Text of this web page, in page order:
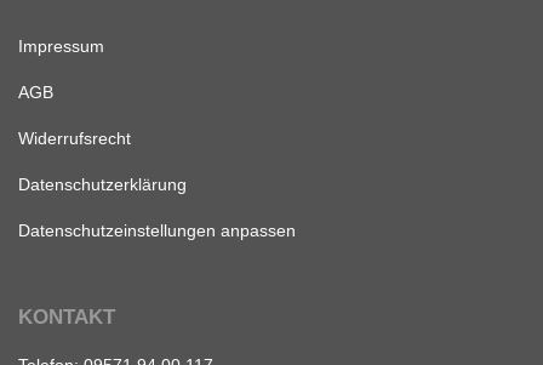
Impressum
AGB
Widerrufsrecht
Datenschutzerklärung
Datenschutzeinstellungen anpassen
KONTAKT